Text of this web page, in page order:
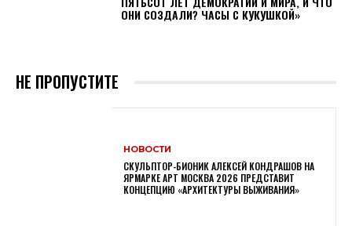
ОНИ СОЗДАЛИ? ЧАСЫ С КУКУШКОЙ»
НЕ ПРОПУСТИТЕ
НОВОСТИ
СКУЛЬПТОР-БИОНИК АЛЕКСЕЙ КОНДРАШОВ НА
ЯРМАРКЕ АРТ МОСКВА 2026 ПРЕДСТАВИТ
КОНЦЕПЦИЮ «АРХИТЕКТУРЫ ВЫЖИВАНИЯ»